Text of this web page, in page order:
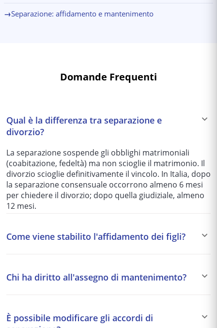
→Separazione: affidamento e mantenimento
Domande Frequenti
Qual è la differenza tra separazione e
divorzio?
La separazione sospende gli obblighi matrimoniali
(coabitazione, fedeltà) ma non scioglie il matrimonio. Il
divorzio scioglie definitivamente il vincolo. In Italia, dopo
la separazione consensuale occorrono almeno 6 mesi
per chiedere il divorzio; dopo quella giudiziale, almeno
12 mesi.
Come viene stabilito l'affidamento dei figli?
diritti e responsabilità. L'affidamento esclusivo è
criterio guida.
Chi ha diritto all'assegno di mantenimento?
adeguati al tenore di vita matrimoniale. I figli minori (e
È possibile modificare gli accordi di